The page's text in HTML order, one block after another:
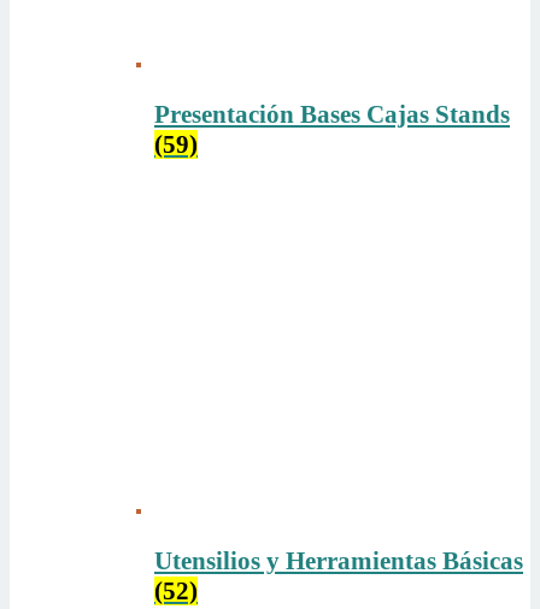
Presentación Bases Cajas Stands
(59)
Utensilios y Herramientas Básicas
(52)